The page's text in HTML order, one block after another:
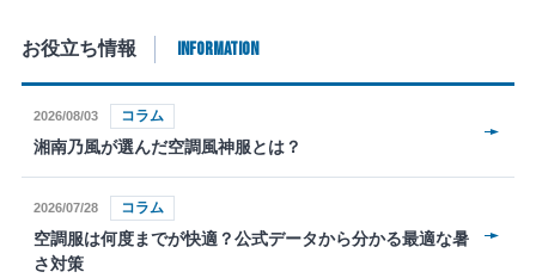
お役立ち情報 INFORMATION
2026/08/03 コラム
湘南乃風が選んだ空調風神服とは？
2026/07/28 コラム
空調服は何度までが快適？公式データから分かる最適な暑
さ対策